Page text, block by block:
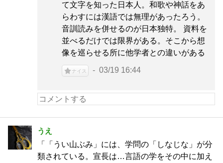
て文字を知った日本人。和歌や神話をあ
らわすには漢語では無理があったろう。
音訓読みを併せるのが日本独特。 資料を
並べるだけでは限界がある。そこから想
像を巡らせる所に他学者との違いがある
ナイス 03/19 16:44
うえ
「「うい山ぶみ」には、学問の「しなじな」が分
類されている。宣長は…言語の学をその中に加え